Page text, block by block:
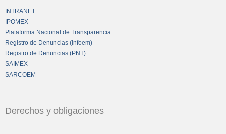
INTRANET
IPOMEX
Plataforma Nacional de Transparencia
Registro de Denuncias (Infoem)
Registro de Denuncias (PNT)
SAIMEX
SARCOEM
Derechos y obligaciones